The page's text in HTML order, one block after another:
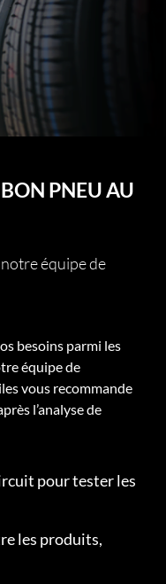
PNEU AU
équipe de
besoins parmi les
équipe de
vous recommande
l’analyse de
pour tester les
les produits,